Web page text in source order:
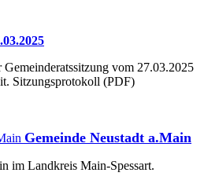
vom 27.03.2025
Sitzungsprotokoll (PDF)
Gemeinde Neustadt a.Main
im Landkreis Main-Spessart.